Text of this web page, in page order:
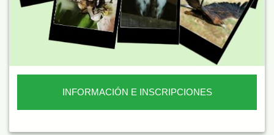
INFORMACIÓN E INSCRIPCIONES